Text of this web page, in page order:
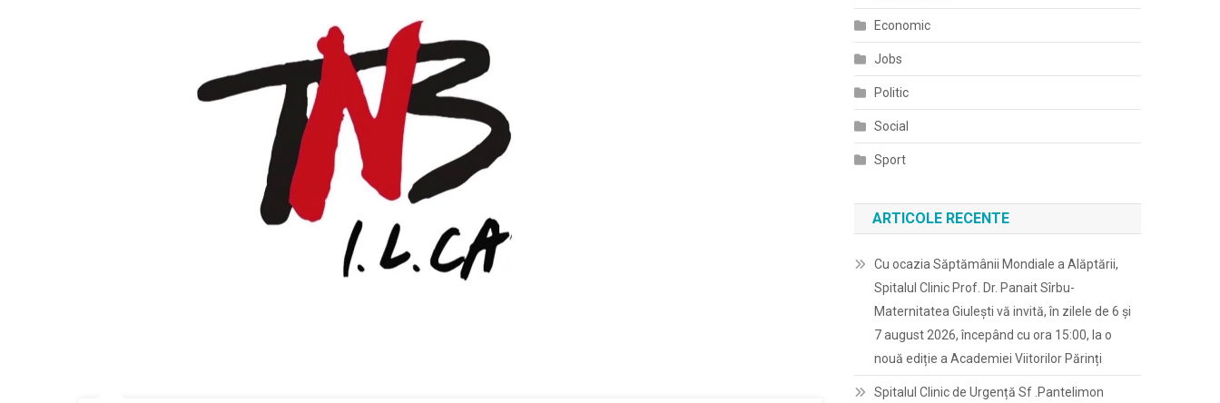
Economic
Jobs
Politic
Social
Sport
ARTICOLE RECENTE
Cu ocazia Săptămânii Mondiale a Alăptării,
Spitalul Clinic Prof. Dr. Panait Sîrbu-
Maternitatea Giulești vă invită, în zilele de 6 și
7 august 2026, începând cu ora 15:00, la o
nouă ediție a Academiei Viitorilor Părinți
Spitalul Clinic de Urgență Sf .Pantelimon